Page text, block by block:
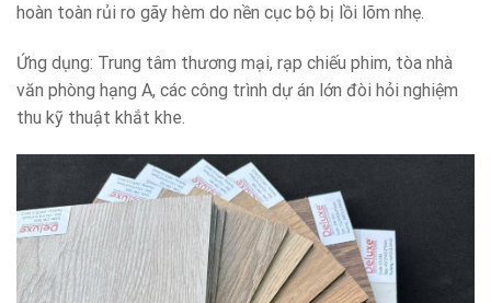
hoàn toàn rủi ro gãy hèm do nền cục bộ bị lồi lõm nhẹ.
Ứng dụng: Trung tâm thương mại, rạp chiếu phim, tòa nhà
văn phòng hạng A, các công trình dự án lớn đòi hỏi nghiệm
thu kỹ thuật khắt khe.